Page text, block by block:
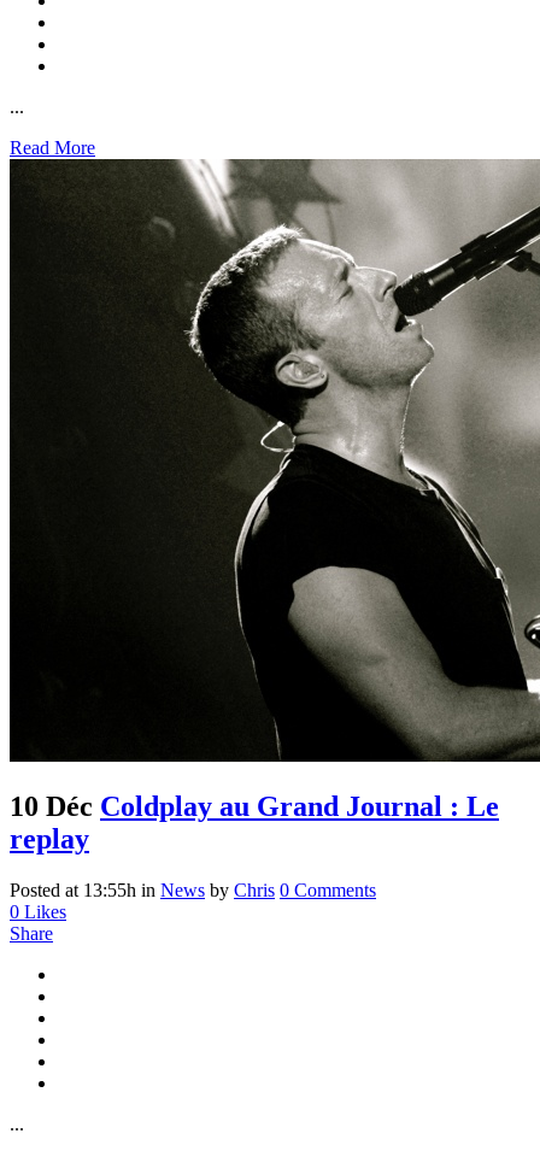
...
Read More
10 Déc Coldplay au Grand Journal : Le
replay
Posted at 13:55h in News by Chris 0 Comments
0 Likes
Share
...